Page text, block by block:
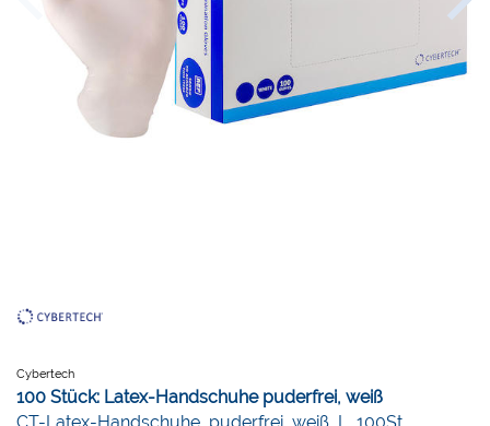
Cybertech
100 Stück: Latex-Handschuhe puderfrei, weiß